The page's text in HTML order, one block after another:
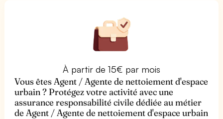
À partir de 15€ par mois
Vous êtes Agent / Agente de nettoiement d'espace
urbain ? Protégez votre activité avec une
assurance responsabilité civile dédiée au métier
de Agent / Agente de nettoiement d'espace urbain